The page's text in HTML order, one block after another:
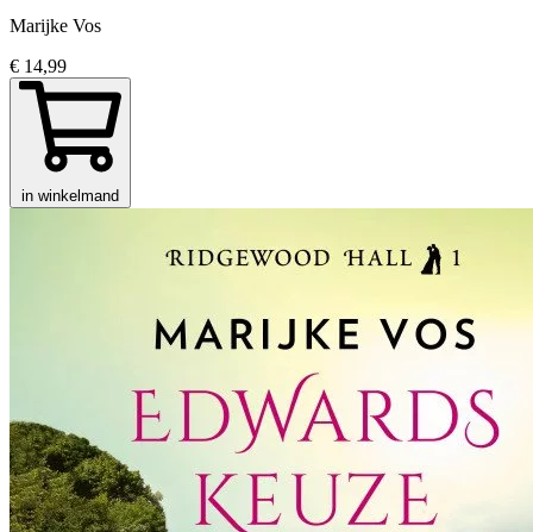
Marijke Vos
€ 14,99
in winkelmand